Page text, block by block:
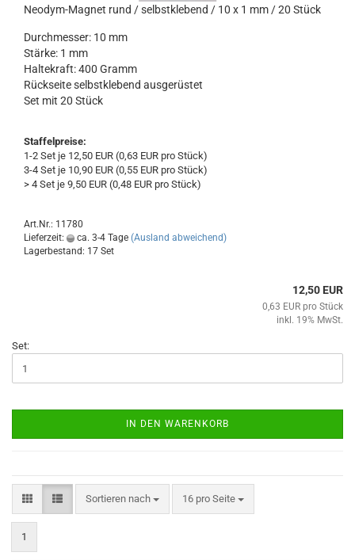
Neodym-Magnet rund / selbstklebend / 10 x 1 mm / 20 Stück
Durchmesser: 10 mm
Stärke: 1 mm
Haltekraft: 400 Gramm
Rückseite selbstklebend ausgerüstet
Set mit 20 Stück
Staffelpreise:
1-2 Set je 12,50 EUR (0,63 EUR pro Stück)
3-4 Set je 10,90 EUR (0,55 EUR pro Stück)
> 4 Set je 9,50 EUR (0,48 EUR pro Stück)
Art.Nr.: 11780
Lieferzeit:
ca. 3-4 Tage (Ausland abweichend)
Lagerbestand: 17 Set
12,50 EUR
0,63 EUR pro Stück
inkl. 19% MwSt.
Set:
IN DEN WARENKORB
Sortieren nach
Sortieren nach 16 pro Seite
pro Seite
1